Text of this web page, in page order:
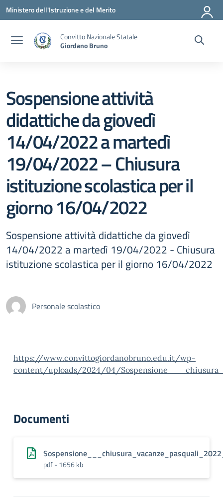
Vai ai contenuti
Vai al menu di navigazione
Vai al footer
Ministero dell'Istruzione e del Merito
Convitto Nazionale Statale
Giordano Bruno
Sospensione attività
didattiche da giovedì
14/04/2022 a martedì
19/04/2022 – Chiusura
istituzione scolastica per il
giorno 16/04/2022
Sospensione attività didattiche da giovedì
14/04/2022 a martedì 19/04/2022 - Chiusura
istituzione scolastica per il giorno 16/04/2022
Personale scolastico
https://www.convittogiordanobruno.edu.it/wp-
content/uploads/2024/04/
Documenti
pdf - 1656 kb